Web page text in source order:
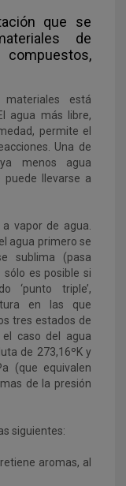
que se
de
está
agua más libre,
permite el
Una de
menos agua
puede llevarse a
vapor de agua.
agua primero se
sublima (pasa
es posible si
‘punto triple’,
en las que
tres estados de
caso del agua
de 273,16ºK y
(que equivalen
de la presión
siguientes:
aromas, al